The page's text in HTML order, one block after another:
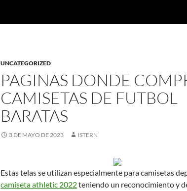
UNCATEGORIZED
PAGINAS DONDE
CAMISETAS DE FUTBOL
BARATAS
3 DE MAYO DE 2023 ISTERN
Estas telas se utilizan especialmente para camisetas
camiseta athletic 2022teniendo un reconocimiento y